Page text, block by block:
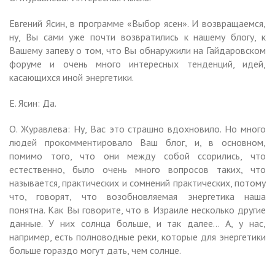
Евгений Ясин, в программе «Выбор ясен». И возвращаемся,
ну, Вы сами уже почти возвратились к нашему блогу, к
Вашему запеву о том, что Вы обнаружили на Гайдаровском
форуме и очень много интересных тенденций, идей,
касающихся иной энергетики.
Е. Ясин: Да.
О. Журавлева: Ну, Вас это страшно вдохновило. Но много
людей прокомментировало Ваш блог, и, в основном,
помимо того, что они между собой ссорились, что
естественно, было очень много вопросов таких, что
называется, практических и сомнений практических, потому
что, говорят, что возобновляемая энергетика наша
понятна. Как Вы говорите, что в Израиле несколько другие
данные. У них солнца больше, и так далее… А, у нас,
например, есть полноводные реки, которые для энергетики
больше гораздо могут дать, чем солнце.